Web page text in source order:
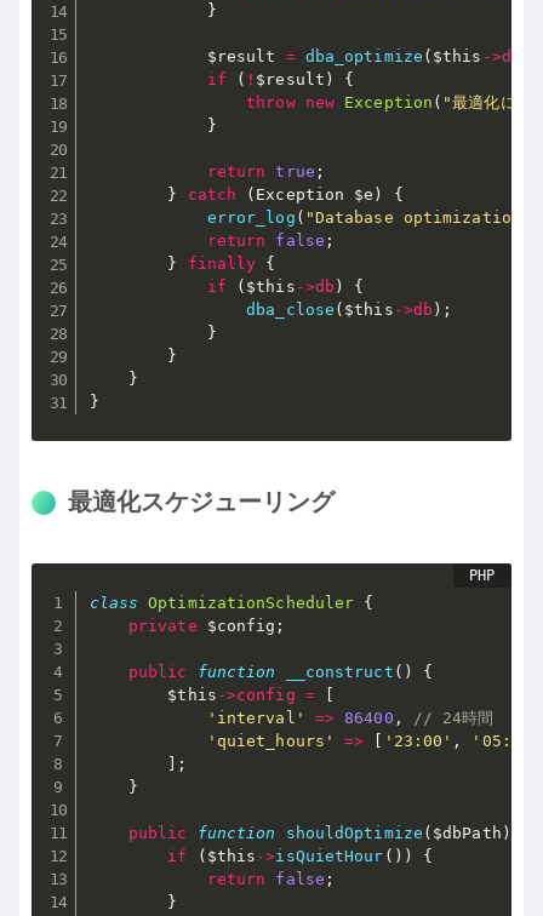
}
$result = dba_optimize ( $this ->db
if
( ! $result )
{
throw
new Exception ( "最適化に失
}
return true ;
}
catch ( Exception $e )
{
error_log ( "Database optimization
return
false ;
}
finally {
if
( $this ->db )
{
dba_close ( $this ->db ) ;
}
}
}
}
最適化スケジューリング
class OptimizationScheduler {
private
$config ;
public function __construct ( )
{
$this ->config =
'interval'
=> 86400 ,
// 24時間
'quiet_hours'
=> '23:00' , '05:00'
;
}
public function shouldOptimize ( $dbPath )
if
( $this ->isQuietHour ( ) )
{
return
false ;
}